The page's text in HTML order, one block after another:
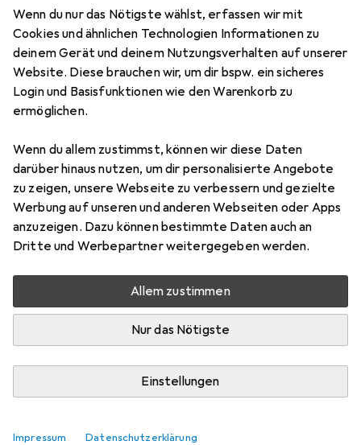
Wenn du nur das Nötigste wählst, erfassen wir mit
Cookies und ähnlichen Technologien Informationen zu
deinem Gerät und deinem Nutzungsverhalten auf unserer
Website. Diese brauchen wir, um dir bspw. ein sicheres
Login und Basisfunktionen wie den Warenkorb zu
ermöglichen.
Wenn du allem zustimmst, können wir diese Daten
darüber hinaus nutzen, um dir personalisierte Angebote
zu zeigen, unsere Webseite zu verbessern und gezielte
Werbung auf unseren und anderen Webseiten oder Apps
anzuzeigen. Dazu können bestimmte Daten auch an
Dritte und Werbepartner weitergegeben werden.
Allem zustimmen
Nur das Nötigste
Einstellungen
Impressum Datenschutzerklärung
Kategorien anzeigen
Diese Marke gefällt mir